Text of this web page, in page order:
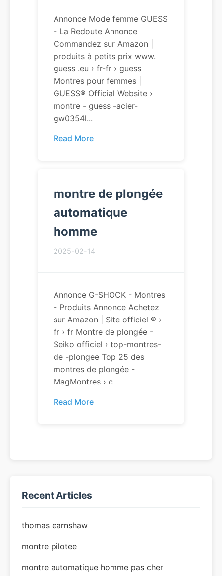
Annonce Mode femme GUESS
- La Redoute Annonce
Commandez sur Amazon |
produits à petits prix www.
guess .eu › fr-fr › guess
Montres pour femmes |
GUESS® Official Website ›
montre - guess -acier-
gw0354l...
Read More
montre de plongée
automatique
homme
2025-02-14
Annonce G-SHOCK - Montres
- Produits Annonce Achetez
sur Amazon | Site officiel ® ›
fr › fr Montre de plongée -
Seiko officiel › top-montres-
de -plongee Top 25 des
montres de plongée -
MagMontres › c...
Read More
Recent Articles
thomas earnshaw
montre pilotee
montre automatique homme pas cher